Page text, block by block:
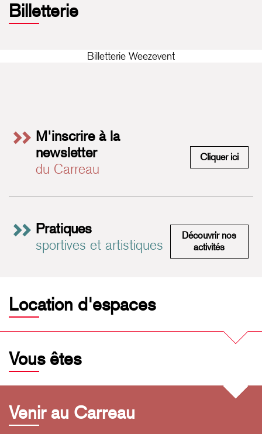
Billetterie
Billetterie Weezevent
M'inscrire à la
newsletter
du Carreau
Cliquer ici
Pratiques
sportives et artistiques
Découvrir nos
activités
Location d'espaces
Vous êtes
Venir au Carreau